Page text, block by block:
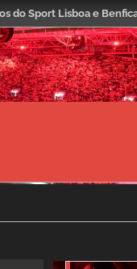
do Sport Lisboa e